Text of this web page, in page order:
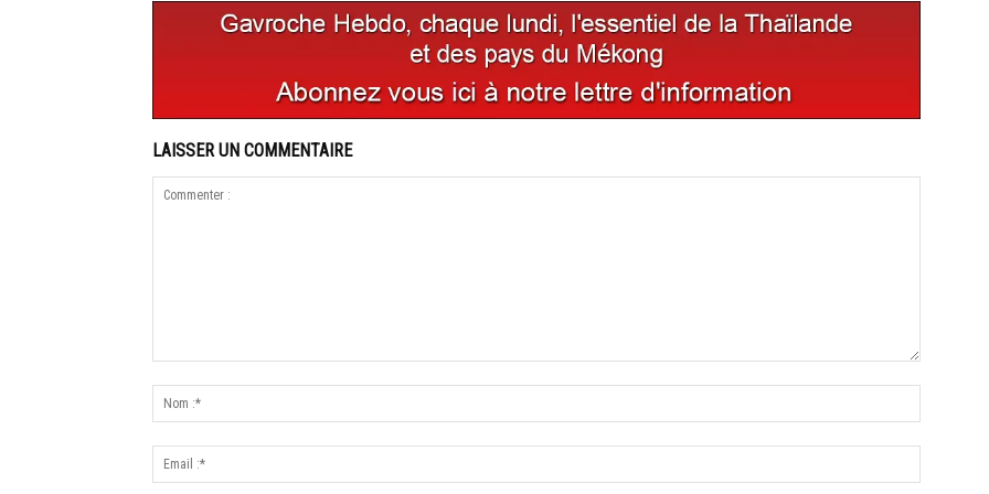
LAISSER UN COMMENTAIRE